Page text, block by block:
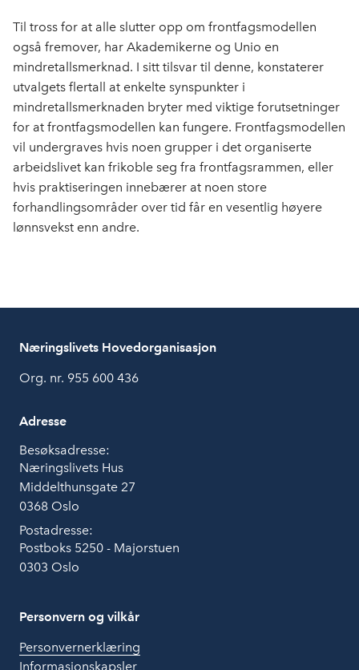
Til tross for at alle slutter opp om frontfagsmodellen
også fremover, har Akademikerne og Unio en
mindretallsmerknad. I sitt tilsvar til denne, konstaterer
utvalgets flertall at enkelte synspunkter i
mindretallsmerknaden bryter med viktige forutsetninger
for at frontfagsmodellen kan fungere. Frontfagsmodellen
vil undergraves hvis noen grupper i det organiserte
arbeidslivet kan frikoble seg fra frontfagsrammen, eller
hvis praktiseringen innebærer at noen store
forhandlingsområder over tid får en vesentlig høyere
lønnsvekst enn andre.
Næringslivets Hovedorganisasjon
Org. nr. 955 600 436
Adresse
Besøksadresse:
Næringslivets Hus
Middelthunsgate 27
0368 Oslo
Postadresse:
Postboks 5250 - Majorstuen
0303 Oslo
Personvern og vilkår
Personvernerklæring
Informasjonskapsler